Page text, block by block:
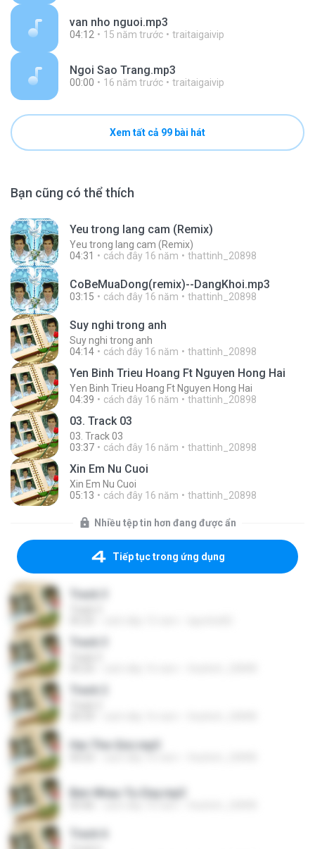
van nho nguoi.mp3
04:12 15 năm trước traitaigaivip
Ngoi Sao Trang.mp3
00:00 16 năm trước traitaigaivip
Xem tất cả 99 bài hát
Bạn cũng có thể thích
Yeu trong lang cam (Remix)
Yeu trong lang cam (Remix)
04:31
cách đây 16 năm thattinh_20898
CoBeMuaDong(remix)--DangKhoi.mp3
03:15 cách đây 16 năm thattinh_20898
Suy nghi trong anh
Suy nghi trong anh
04:14
cách đây 16 năm thattinh_20898
Yen Binh Trieu Hoang Ft Nguyen Hong Hai
Yen Binh Trieu Hoang Ft Nguyen Hong Hai
04:39
cách đây 16 năm thattinh_20898
03. Track 03
03. Track 03
03:37
cách đây 16 năm thattinh_20898
Xin Em Nu Cuoi
Xin Em Nu Cuoi
05:13
cách đây 16 năm thattinh_20898
Nhiều tệp tin hơn đang được ẩn
Tiếp tục trong ứng dụng
Track 3
Track 3
Track 2
Hai-The-Gioi.mp3
Ben-Nhau-Tu-Day.mp3
Track 6